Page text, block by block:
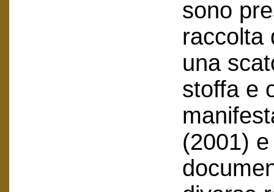
sono
raccolta
una
stoffa e
(2001)